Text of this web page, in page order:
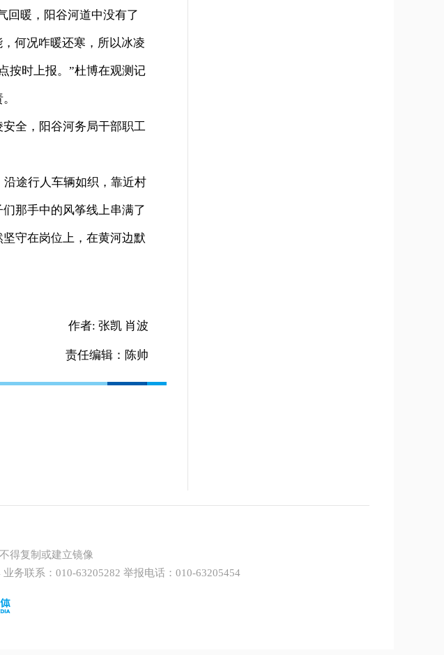
暖，阳谷河道中没有了
何况咋暖还寒，所以冰凌
按时上报。”杜博在观测记
全，阳谷河务局干部职工
途行人车辆如织，靠近村
那手中的风筝线上串满了
守在岗位上，在黄河边默
作者: 张凯 肖波
责任编辑：陈帅
得复制或建立镜像
务联系：010-63205282 举报电话：010-63205454